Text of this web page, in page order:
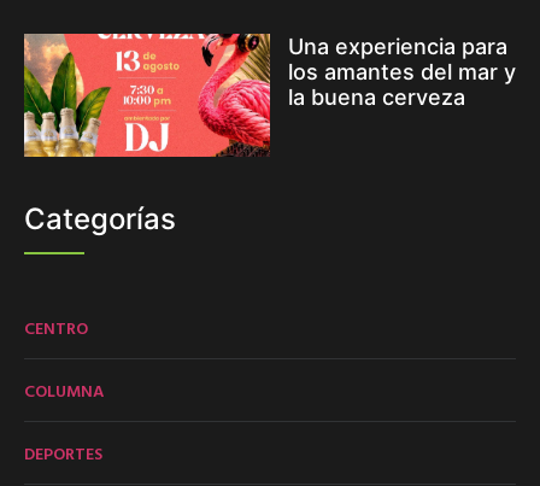
Una experiencia para
los amantes del mar y
la buena cerveza
Categorías
CENTRO
COLUMNA
DEPORTES